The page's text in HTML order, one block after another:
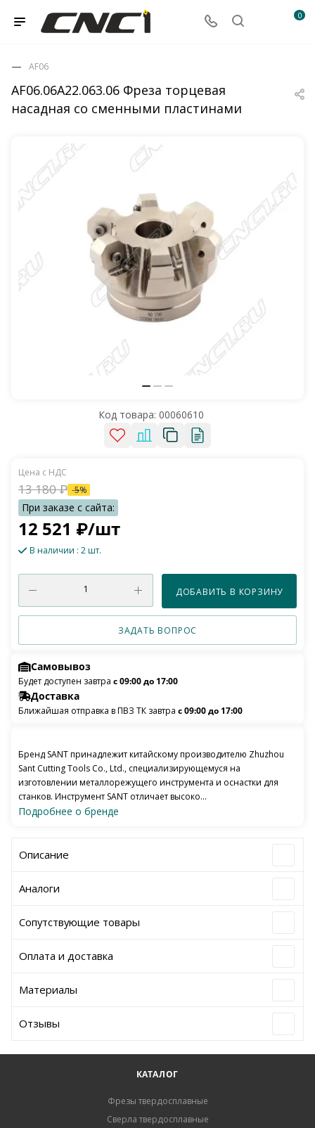
0
AF06.06A22.063.06 Фреза торцевая
насадная со сменными пластинами
AF06
Код товара: 00060610
12 521 ₽/шт
13 180₽ -5%
В наличии : 2 шт.
ДОБАВИТЬ В КОРЗИНУ
ЗАДАТЬ ВОПРОС
Самовывоз
Будет доступен завтра с 09:00 до 17:00
Доставка
Ближайшая отправка в ПВЗ ТК завтра с 09:00 до 17:00
Бренд SANT принадлежит китайскому производителю Zhuzhou
Sant Cutting Tools Co., Ltd., специализирующемуся на
изготовлении металлорежущего инструмента и оснастки для
станков. Инструмент SANT отличает высоко...
Подробнее о бренде
Описание
Аналоги
Сопутствующие товары
Оплата и доставка
Материалы
Отзывы
КАТАЛОГ
Фрезы твердосплавные
Сверла твердосплавные